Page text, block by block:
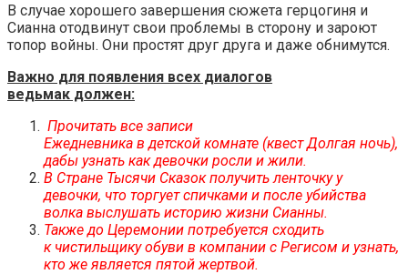
В случае хорошего завершения сюжета герцогиня и
Сианна отодвинут свои проблемы в сторону и зароют
топор войны. Они простят друг друга и даже обнимутся.
Важно для появления всех диалогов
ведьмак должен:
Прочитать все записи
Ежедневника в детской комнате (квест Долгая ночь),
дабы узнать как девочки росли и жили.
В Стране Тысячи Сказок получить ленточку у
девочки, что торгует спичками и после убийства
волка выслушать историю жизни Сианны.
Также до Церемонии потребуется сходить
к чистильщику обуви в компании с Регисом и узнать,
кто же является пятой жертвой.